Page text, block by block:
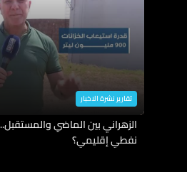
تقارير نشرة الاخبار
الزهراني بين الماضي
نفطي إقليمي؟